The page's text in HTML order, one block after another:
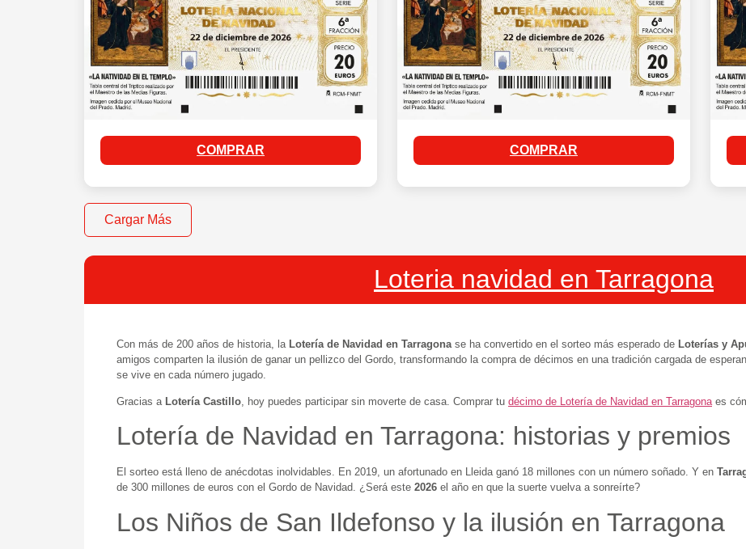
COMPRAR COMPRAR
Cargar Más
Loteria navidad en Tarragona​
Con más de 200 años de historia, la Lotería de Navidad en Tarragona se ha convertido en el sorteo más esperado de Loterías y
amigos comparten la ilusión de ganar un pellizco del Gordo, transformando la compra de décimos en una tradición cargada de
se vive en cada número jugado.
Gracias a Lotería Castillo , hoy puedes participar sin moverte de casa. Comprar tu décimo de Lotería de Navidad en Tarragona es
Lotería de Navidad en Tarragona: historias y premios
El sorteo está lleno de anécdotas inolvidables. En 2019, un afortunado en Lleida ganó 18 millones con un número soñado. Y en
de 300 millones de euros con el Gordo de Navidad. ¿Será este 2026 el año en que la suerte vuelva a sonreírte?
Los Niños de San Ildefonso y la ilusión en Tarragona